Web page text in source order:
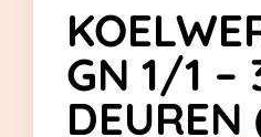
GN 1/1 –
DEUREN